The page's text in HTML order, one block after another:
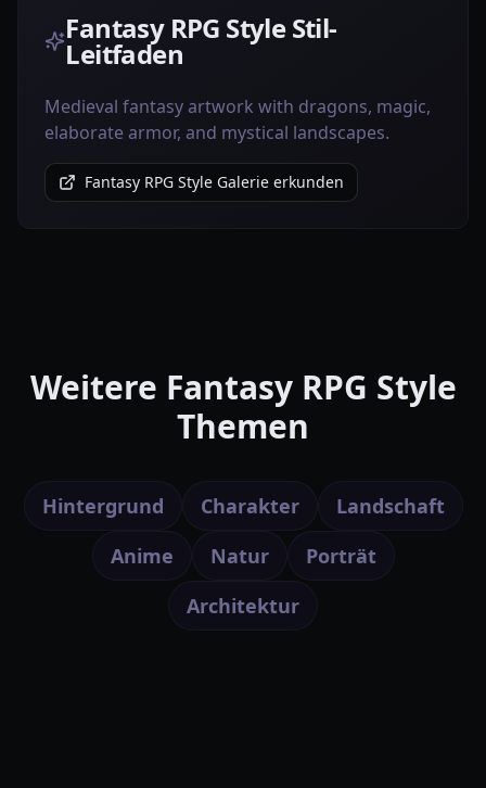
Fantasy RPG Style Stil-
Leitfaden
Medieval fantasy artwork with dragons, magic,
elaborate armor, and mystical landscapes.
Fantasy RPG Style Galerie erkunden
Weitere Fantasy RPG Style
Themen
Hintergrund Charakter
Landschaft
Anime
Natur
Porträt
Architektur